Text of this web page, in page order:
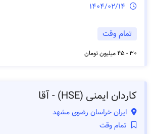
تمام وقت
کاردان ایمنی (HSE) - آقا
ایران خراسان رضوی مشهد
تمام وقت